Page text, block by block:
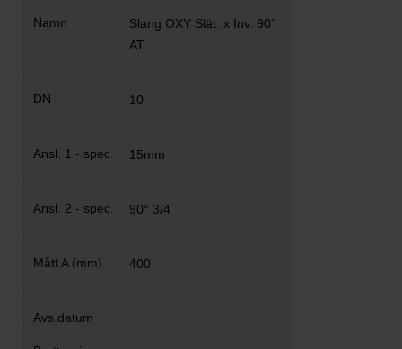
Slang OXY Slät. x Inv. 90°
AT
10
15mm
90° 3/4
400